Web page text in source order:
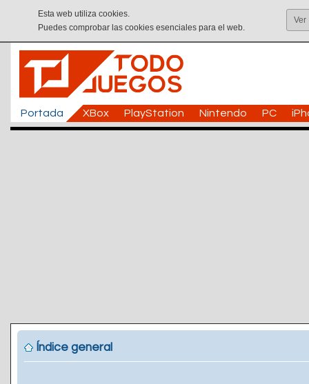
Esta web utiliza cookies.
Puedes comprobar las cookies esenciales para el web.
Ver
Portada XBox PlayStation Nintendo PC
Índice general